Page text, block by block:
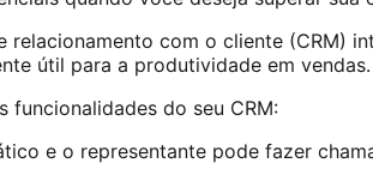
com o cliente (CRM)
útil para a produtividade em vendas.
funcionalidades do seu CRM:
e o representante pode fazer